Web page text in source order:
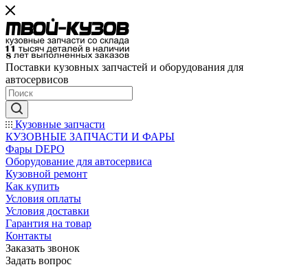
Поставки кузовных запчастей и оборудования для
автосервисов
Кузовные запчасти
КУЗОВНЫЕ ЗАПЧАСТИ И ФАРЫ
Фары DEPO
Оборудование для автосервиса
Кузовной ремонт
Как купить
Условия оплаты
Условия доставки
Гарантия на товар
Контакты
Заказать звонок
Задать вопрос